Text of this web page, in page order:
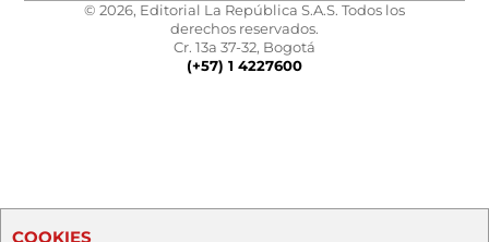
© 2026, Editorial La República S.A.S. Todos los
derechos reservados.
Cr. 13a 37-32, Bogotá
(+57) 1 4227600
COOKIES